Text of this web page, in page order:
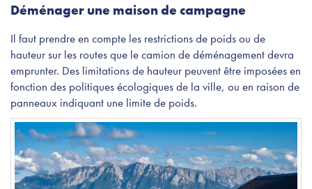
Déménager une maison de campagne
Il faut prendre en compte les restrictions de poids ou de
hauteur sur les routes que le camion de déménagement devra
emprunter. Des limitations de hauteur peuvent être imposées en
fonction des politiques écologiques de la ville, ou en raison de
panneaux indiquant une limite de poids.